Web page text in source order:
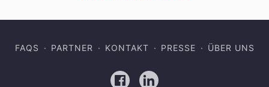
FAQS PARTNER KONTAKT PRESSE ÜBER UNS